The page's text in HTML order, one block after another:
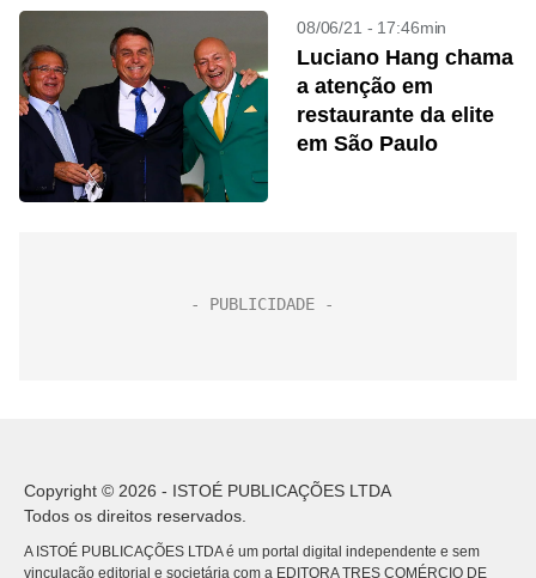
08/06/21 - 17:46min
Luciano Hang chama
a atenção em
restaurante da elite
em São Paulo
Copyright © 2026 - ISTOÉ PUBLICAÇÕES LTDA
Todos os direitos reservados.
A ISTOÉ PUBLICAÇÕES LTDA é um portal digital independente e sem
vinculação editorial e societária com a EDITORA TRES COMÉRCIO DE